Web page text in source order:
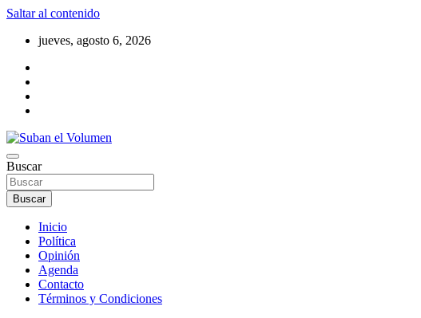
Saltar al contenido
jueves, agosto 6, 2026
Suban el Volumen
Noticias Locales, análisis crítico, comunidad, Alta Gracia, Departamento
Buscar
Buscar
Inicio
Política
Opinión
Agenda
Contacto
Términos y Condiciones